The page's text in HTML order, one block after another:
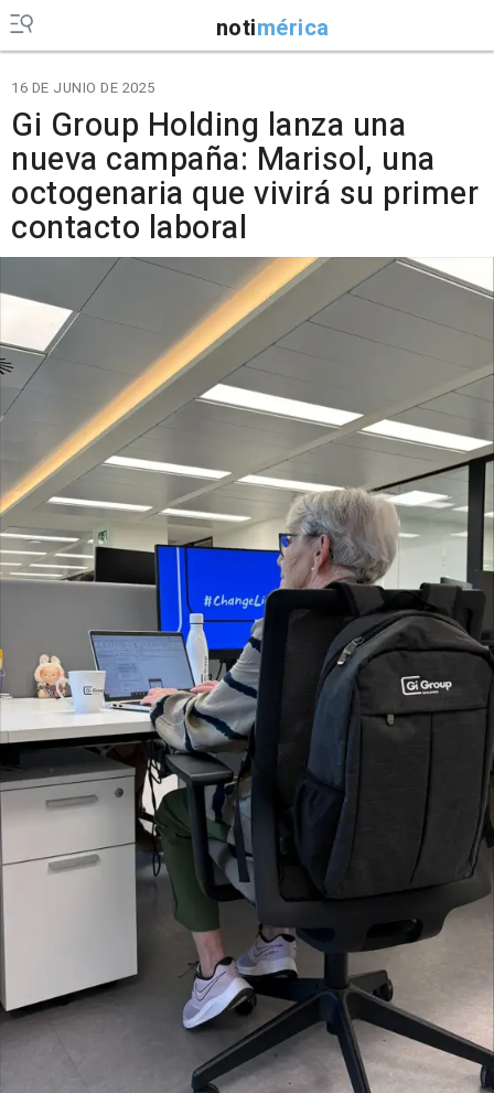
notimérica
16 DE JUNIO DE 2025
Gi Group Holding lanza una
nueva campaña: Marisol, una
octogenaria que vivirá su primer
contacto laboral